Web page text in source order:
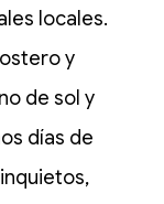
locales.
y
de sol y
días de